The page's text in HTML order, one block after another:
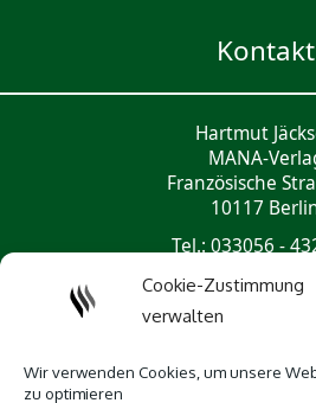
Cookie-Zustimmung
verwalten
Wir verwenden Cookies, um unsere
zu optimieren
Kontakt
Hartmut
MANA-
Französische
10117
Tel.: 033056 -
Social